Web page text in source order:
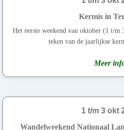
Kermis in
Het eerste weekend van oktober (1 t/m
teken van de jaarlijkse
Meer
1 t/m 3 okt
Wandelweekend Nationaal